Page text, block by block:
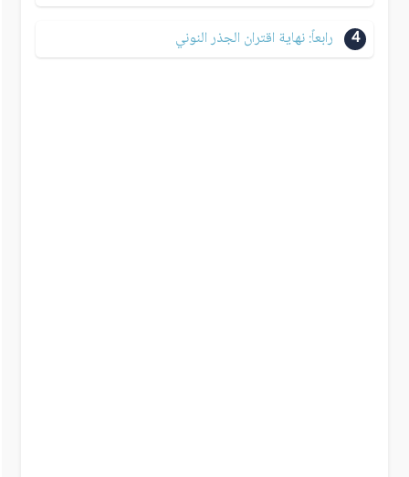
4 رابعاً: نهاية اقتران الجذر النوني